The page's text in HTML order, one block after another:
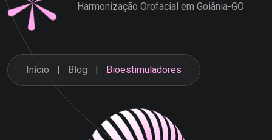
Harmonização Orofacial em Goiânia-GO
Início Blog Bioestimuladores